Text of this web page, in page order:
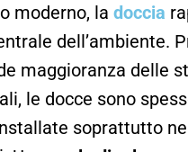
moderno, la doccia
dell’ambiente.
maggioranza delle
le docce sono
soprattutto